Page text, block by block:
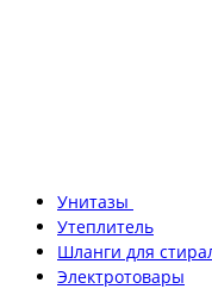
Унитазы
Утеплитель
Шланги для
Электротовары